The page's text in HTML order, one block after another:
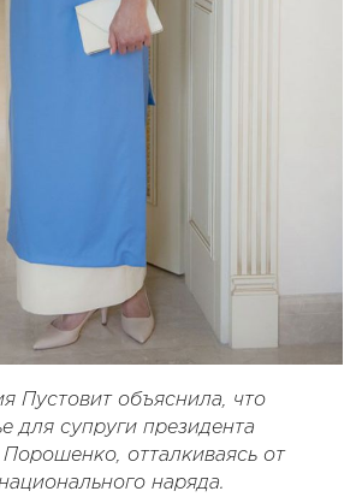
Пустовит объяснила, что
для супруги президента
отталкиваясь от
наряда.